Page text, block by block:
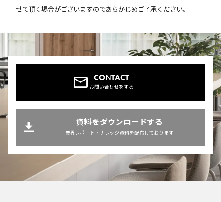
せて頂く場合がございますのであらかじめご了承ください。
CONTACT
お問い合わせをする
資料をダウンロードする
業界レポート・ナレッジ資料を配布しております